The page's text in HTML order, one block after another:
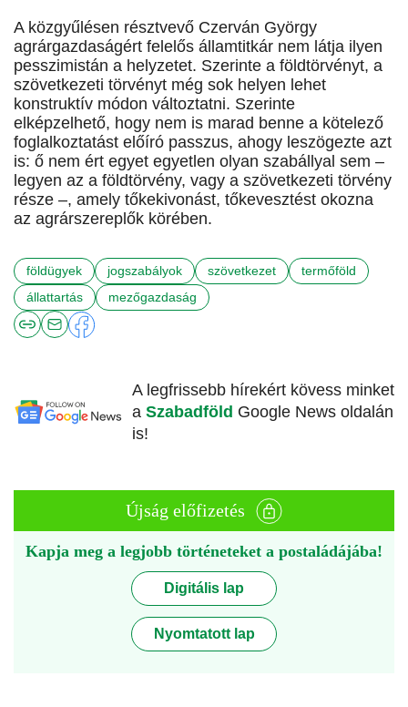
A közgyűlésen résztvevő Czerván György
agrárgazdaságért felelős államtitkár nem látja ilyen
pesszimistán a helyzetet. Szerinte a földtörvényt, a
szövetkezeti törvényt még sok helyen lehet
konstruktív módon változtatni. Szerinte
elképzelhető, hogy nem is marad benne a kötelező
foglalkoztatást előíró passzus, ahogy leszögezte azt
is: ő nem ért egyet egyetlen olyan szabállyal sem –
legyen az a földtörvény, vagy a szövetkezeti törvény
része –, amely tőkekivonást, tőkevesztést okozna
az agrárszereplők körében.
földügyek jogszabályok szövetkezet
termőföld
állattartás
mezőgazdaság
A legfrissebb hírekért kövess minket
a Szabadföld Google News oldalán
is!
Újság előfizetés
Kapja meg a legjobb történeteket a postaládájába!
Digitális lap
Nyomtatott lap